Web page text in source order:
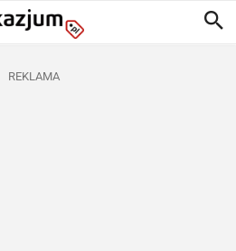
REKLAMA